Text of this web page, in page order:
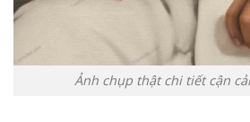
Ảnh chụp thật chi tiết cận